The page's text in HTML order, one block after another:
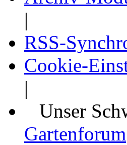
|
RSS-
Cookie-
|
Unser
Gartenforum